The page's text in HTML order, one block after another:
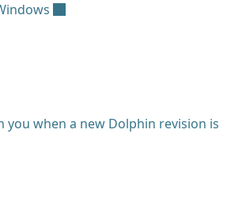
when a new Dolphin revision is